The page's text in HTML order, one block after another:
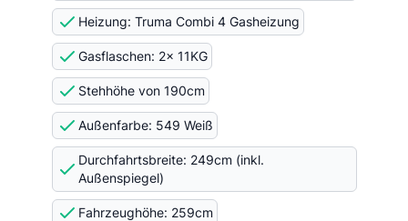
Heizung: Truma Combi 4 Gasheizung
Gasflaschen: 2x 11KG
Stehhöhe von 190cm
Außenfarbe: 549 Weiß
Durchfahrtsbreite: 249cm (inkl.
Außenspiegel)
Fahrzeughöhe: 259cm